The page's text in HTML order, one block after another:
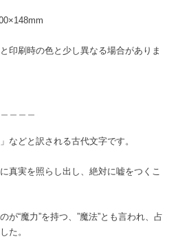
印刷時の色と少し異なる場合がありま
＿＿＿
などと訳される古代文字です。
真実を照らし出し、絶対に嘘をつくこ
が“魔力”を持つ、”魔法”とも言われ、占
た。